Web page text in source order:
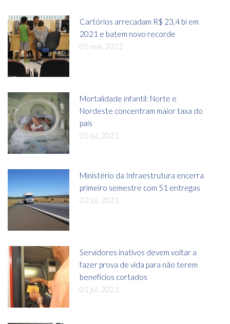
Cartórios arrecadam R$ 23,4 bi em
2021 e batem novo recorde
05 mai, 2022
Mortalidade infantil: Norte e
Nordeste concentram maior taxa do
país
05 jul, 2021
Ministério da Infraestrutura encerra
primeiro semestre com 51 entregas
03 jul, 2021
Servidores inativos devem voltar a
fazer prova de vida para não terem
benefícios cortados
01 jul, 2021